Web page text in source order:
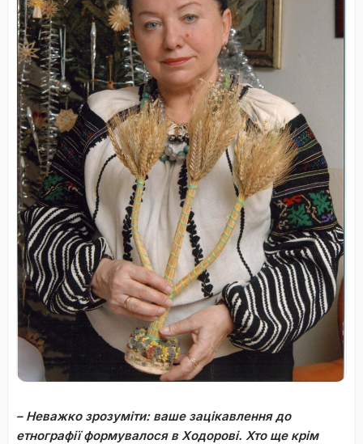
– Неважко зрозуміти: ваше зацікавлення до
етнографії формувалося в Ходорові. Хто ще крім